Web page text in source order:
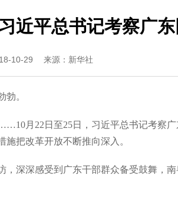
平总书记考察广东
10-29 来源：新华社
。
月22日至25日，习近平总书记考察广
把改革开放不断推向深入。
深深感受到广东干部群众备受鼓舞，南